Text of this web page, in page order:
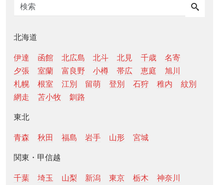
北海道
伊達 函館 北広島 北斗 北見 千歳
名寄
夕張
室蘭 富良野 小樽 帯広 恵庭
旭川
札幌
根室 江別 留萌 登別 石狩 稚内
紋別
網走
苫小牧 釧路
東北
青森 秋田 福島 岩手 山形 宮城
関東・甲信越
千葉 埼玉 山梨 新潟 東京 栃木
神奈川